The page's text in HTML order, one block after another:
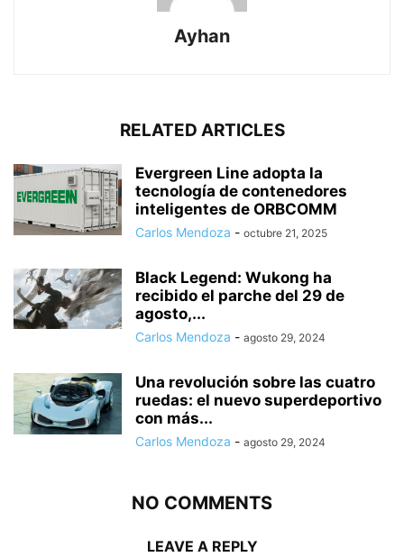
Ayhan
RELATED ARTICLES
Evergreen Line adopta la
tecnología de contenedores
inteligentes de ORBCOMM
Carlos Mendoza - octubre 21, 2025
Black Legend: Wukong ha
recibido el parche del 29 de
agosto,...
Carlos Mendoza - agosto 29, 2024
Una revolución sobre las cuatro
ruedas: el nuevo superdeportivo
con más...
Carlos Mendoza - agosto 29, 2024
NO COMMENTS
LEAVE A REPLY